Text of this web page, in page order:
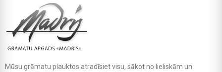
Mūsu grāmatu plauktos atradīsiet visu, sākot no lieliskām un